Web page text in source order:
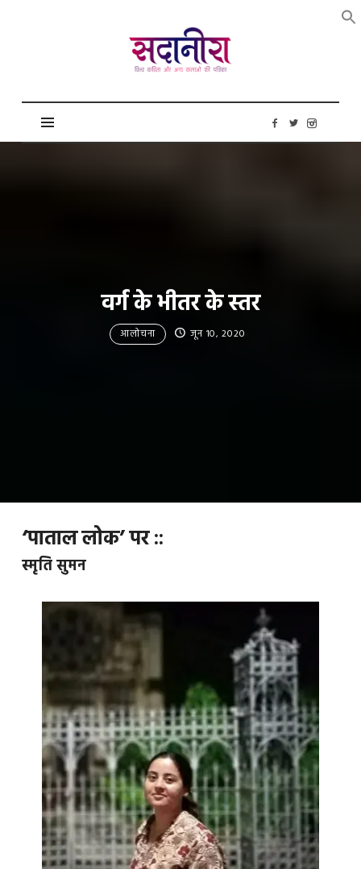
सदानीरा
वर्ग के भीतर के स्तर
आलोचना जून 10, 2020
‘पाताल लोक’ पर ::
स्मृति सुमन